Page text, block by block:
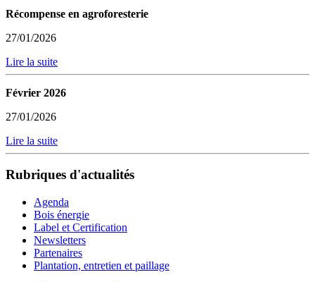
Récompense en agroforesterie
27/01/2026
Lire la suite
Février 2026
27/01/2026
Lire la suite
Rubriques d'actualités
Agenda
Bois énergie
Label et Certification
Newsletters
Partenaires
Plantation, entretien et paillage